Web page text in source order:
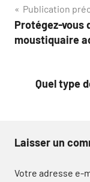
de
Publication
Protégez-vous
moustiquaire
Quel type
Laisser un
Votre adresse e-